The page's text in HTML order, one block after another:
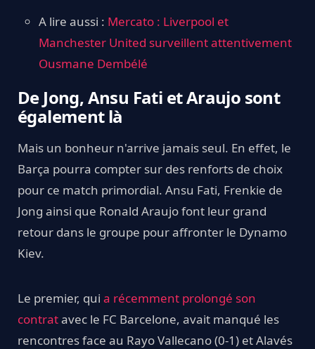
A lire aussi : Mercato : Liverpool et
Manchester United surveillent attentivement
Ousmane Dembélé
De Jong, Ansu Fati et Araujo sont
également là
Mais un bonheur n'arrive jamais seul. En effet, le
Barça pourra compter sur des renforts de choix
pour ce match primordial. Ansu Fati, Frenkie de
Jong ainsi que Ronald Araujo font leur grand
retour dans le groupe pour affronter le Dynamo
Kiev.
Le premier, qui a récemment prolongé son
contratavec le FC Barcelone, avait manqué les
rencontres face au Rayo Vallecano (0-1) et Alavés